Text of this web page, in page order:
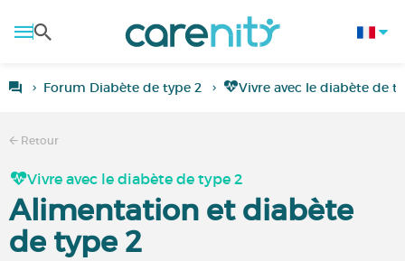
Forum Diabète de type 2 Vivre avec le diabète de
Retour
Vivre avec le diabète de type 2
Alimentation et diabète
de type 2